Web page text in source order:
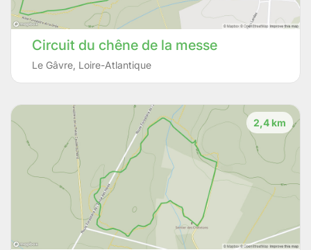
Circuit du chêne de la messe
Le Gâvre Loire-Atlantique
2,4 km